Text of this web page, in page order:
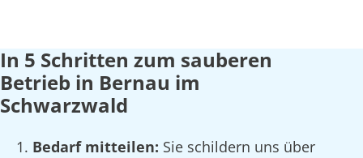
In 5 Schritten zum sauberen
Betrieb in Bernau im
Schwarzwald
Bedarf mitteilen: Sie schildern uns über